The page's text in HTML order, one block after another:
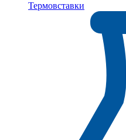
Термовставки